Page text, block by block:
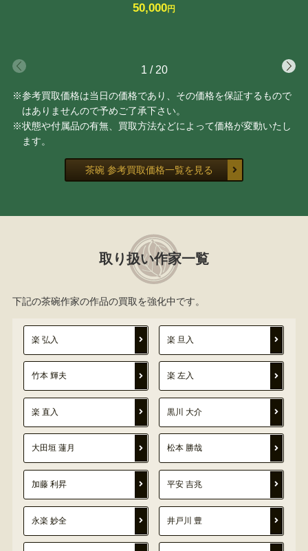
50,000円
1 / 20
※参考買取価格は当日の価格であり、その価格を保証するもので
はありませんので予めご了承下さい。
※状態や付属品の有無、買取方法などによって価格が変動いたし
ます。
茶碗 参考買取価格一覧を見る
取り扱い作家一覧
下記の茶碗作家の作品の買取を強化中です。
楽 弘入 楽 旦入
竹本 輝夫 楽 左入
楽 直入 黒川 大介
大田垣 蓮月 松本 勝哉
加藤 利昇 平安 吉兆
永楽 妙全 井戸川 豊